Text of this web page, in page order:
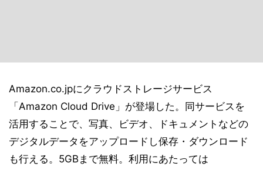
Amazon.co.jpにクラウドストレージサービス
「Amazon Cloud Drive」が登場した。同サービスを
活用することで、写真、ビデオ、ドキュメントなどの
デジタルデータをアップロードし保存・ダウンロード
も行える。5GBまで無料。利用にあたっては